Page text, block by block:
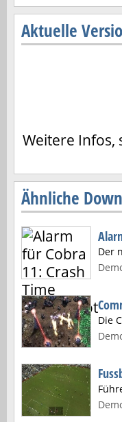
Aktuelle
Weitere Infos,
Ähnliche
Der
Die